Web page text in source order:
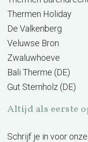
Thermen Holiday
De Valkenberg
Veluwse Bron
Zwaluwhoeve
Bali Therme (DE)
Gut Sternholz (DE)
Altijd als eerste
Schrijf je in voor